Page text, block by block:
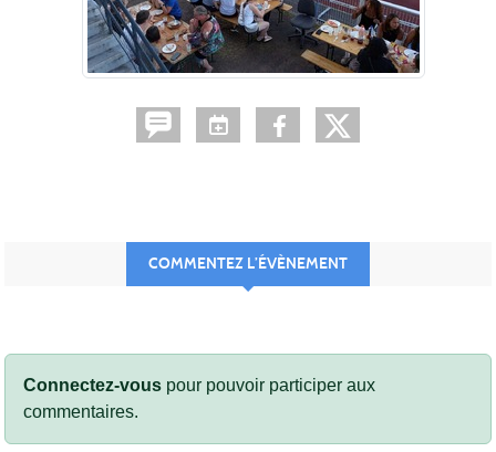
COMMENTEZ L’ÉVÈNEMENT
Connectez-vous pour pouvoir participer aux
commentaires.